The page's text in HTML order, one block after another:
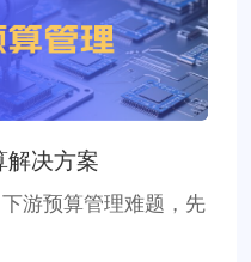
解决方案
游预算管理难题，先